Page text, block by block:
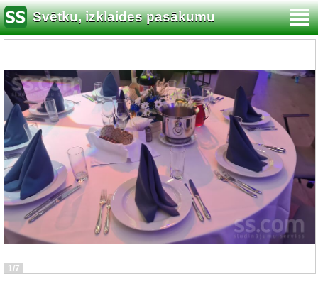
Svētku, izklaides pasākumu
organizēšana
1/7